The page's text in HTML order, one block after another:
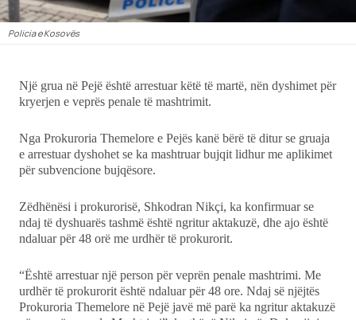
Udhëtime
Policia e Kosovës
Një grua në Pejë është arrestuar këtë të martë, nën dyshimet për
kryerjen e veprës penale të mashtrimit.
Nga Prokuroria Themelore e Pejës kanë bërë të ditur se gruaja
e arrestuar dyshohet se ka mashtruar bujqit lidhur me aplikimet
për subvencione bujqësore.
Zëdhënësi i prokurorisë, Shkodran Nikçi, ka konfirmuar se
ndaj të dyshuarës tashmë është ngritur aktakuzë, dhe ajo është
ndaluar për 48 orë me urdhër të prokurorit.
“Është arrestuar një person për veprën penale mashtrimi. Me
urdhër të prokurorit është ndaluar për 48 ore. Ndaj së njëjtës
Prokuroria Themelore në Pejë javë më parë ka ngritur aktakuzë